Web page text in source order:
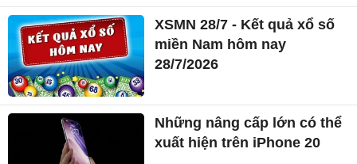
XSMN 28/7 - Kết quả xổ số
miền Nam hôm nay
28/7/2026
Những nâng cấp lớn có thể
xuất hiện trên iPhone 20